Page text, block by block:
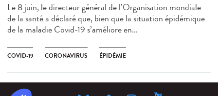
Le 8 juin, le directeur général de l’Organisation mondiale
de la santé a déclaré que, bien que la situation épidémique
de la maladie Covid-19 s’améliore en...
COVID-19 CORONAVIRUS ÉPIDÉMIE